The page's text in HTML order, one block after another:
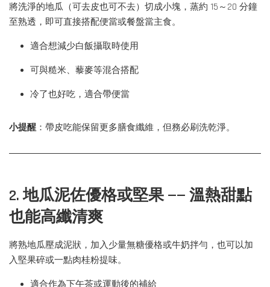
將洗淨的地瓜（可去皮也可不去）切成小塊，蒸約 15～20 分鐘
至熟透，即可直接搭配便當或餐盤當主食。
適合想減少白飯攝取時使用
可與糙米、藜麥等混合搭配
冷了也好吃，適合帶便當
小提醒：帶皮吃能保留更多膳食纖維，但務必刷洗乾淨。
2. 地瓜泥佐優格或堅果 —— 溫熱甜點
也能高纖清爽
將熟地瓜壓成泥狀，加入少量無糖優格或牛奶拌勻，也可以加
入堅果碎或一點肉桂粉提味。
適合作為下午茶或運動後的補給